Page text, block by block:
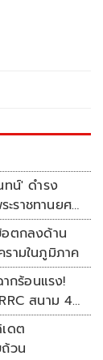
ทน์' ดำรง
ราชทานยศ
อตกลงด้าน
รามในภูมิภาค
กร้อนแรง!
สนาม 4
ดต
วน